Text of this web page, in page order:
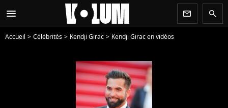
menu newsletter search
Accueil Célébrités Kendji Girac Kendji Girac en vidéos